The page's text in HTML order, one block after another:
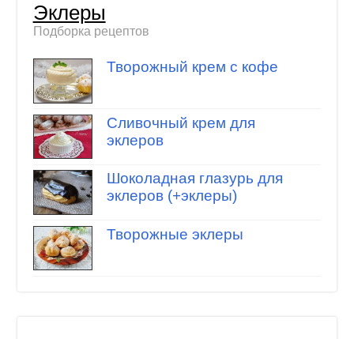
Эклеры
Подборка рецептов
Творожный крем с кофе
Сливочный крем для
эклеров
Шоколадная глазурь для
эклеров (+эклеры)
Творожные эклеры